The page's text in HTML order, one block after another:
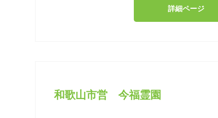
詳細ページ
和歌山市営 今福霊園